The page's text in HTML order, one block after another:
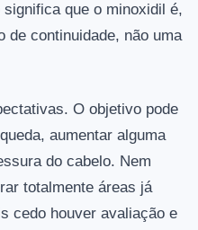
que o minoxidil é,
de continuidade, não uma
O objetivo pode
aumentar alguma
do cabelo. Nem
totalmente áreas já
cedo houver avaliação e